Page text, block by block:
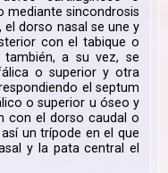
mediante sincondrosis
dorso nasal se une y
con el tabique o
también, a su vez, se
o superior y otra
el septum
o superior u óseo y
con el dorso caudal o
un trípode en el que
y la pata central el